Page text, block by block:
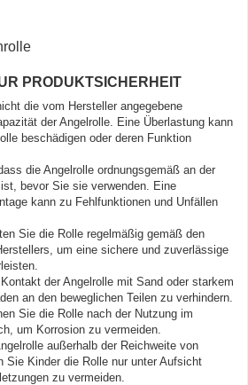
PRODUKTSICHERHEIT
die vom Hersteller angegebene
der Angelrolle. Eine Überlastung kann
beschädigen oder deren Funktion
die Angelrolle ordnungsgemäß an der
bevor Sie sie verwenden. Eine
kann zu Fehlfunktionen und Unfällen
Sie die Rolle regelmäßig gemäß den
um eine sichere und zuverlässige
der Angelrolle mit Sand oder starkem
an den beweglichen Teilen zu verhindern.
Sie die Rolle nach der Nutzung im
um Korrosion zu vermeiden.
außerhalb der Reichweite von
Sie Kinder die Rolle nur unter Aufsicht
zu vermeiden.